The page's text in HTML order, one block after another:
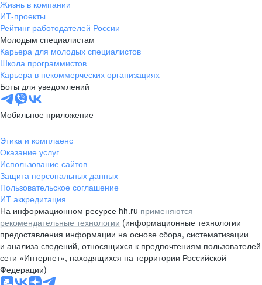
Жизнь в компании
ИТ-проекты
Рейтинг работодателей России
Молодым специалистам
Карьера для молодых специалистов
Школа программистов
Карьера в некоммерческих организациях
Боты для уведомлений
Мобильное приложение
Этика и комплаенс
Оказание услуг
Использование сайтов
Защита персональных данных
Пользовательское соглашение
ИТ аккредитация
На информационном ресурсе hh.ru применяются
рекомендательные технологии (информационные технологии
предоставления информации на основе сбора, систематизации
и анализа сведений, относящихся к предпочтениям пользователей
сети «Интернет», находящихся на территории Российской
Федерации)